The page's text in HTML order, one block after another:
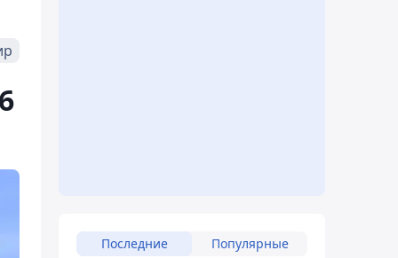
Последние Популярные